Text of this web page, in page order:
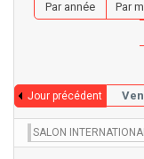
Par année Par
Jour précédent
SALON